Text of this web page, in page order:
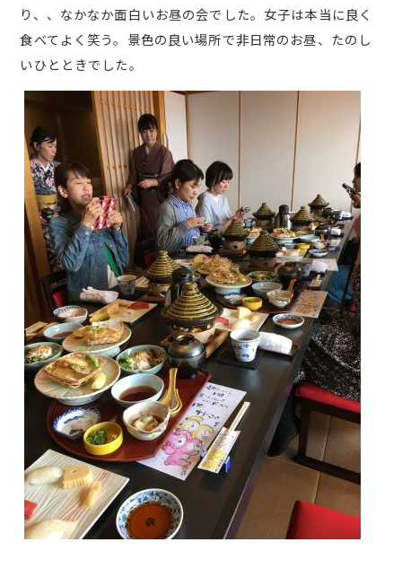
り、、なかなか面白いお昼の会でした。女子は本当に良く
食べてよく笑う。景色の良い場所で非日常のお昼、たのし
いひとときでした。